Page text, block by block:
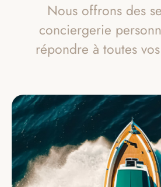
Nous offrons des
conciergerie
répondre à toutes